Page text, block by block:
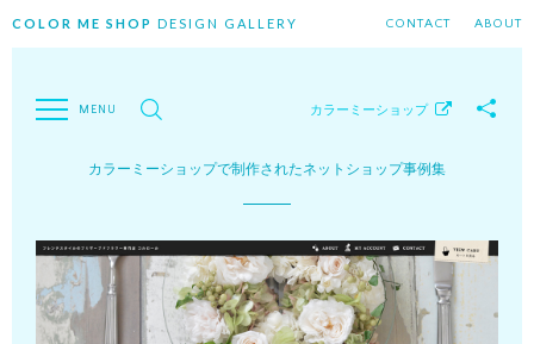
COLOR ME SHOP DESIGN GALLERY CONTACT ABOUT
カラーミーショップで制作されたネットショップ事例集
カラーミーショップ